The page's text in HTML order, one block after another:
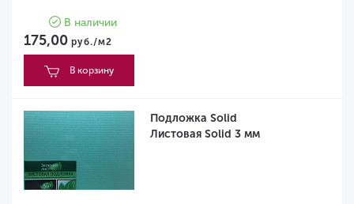
В наличии
175,00 руб./м2
В корзину
Подложка Solid
Листовая Solid 3 мм